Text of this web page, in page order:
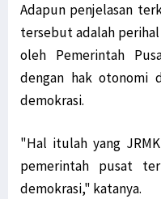
Adapun penjelasan
tersebut adalah
oleh Pemerintah
dengan hak otonomi
demokrasi.
"Hal itulah yang
pemerintah pusat
demokrasi," katanya.